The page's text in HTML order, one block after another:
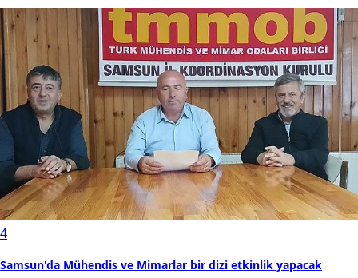
4
Samsun'da Mühendis ve Mimarlar bir dizi etkinlik yapacak